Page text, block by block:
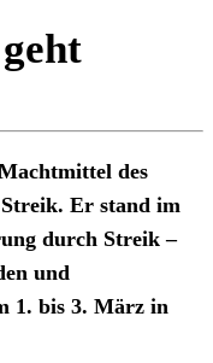
des
Er stand im
durch Streik –
und
1. bis 3. März in